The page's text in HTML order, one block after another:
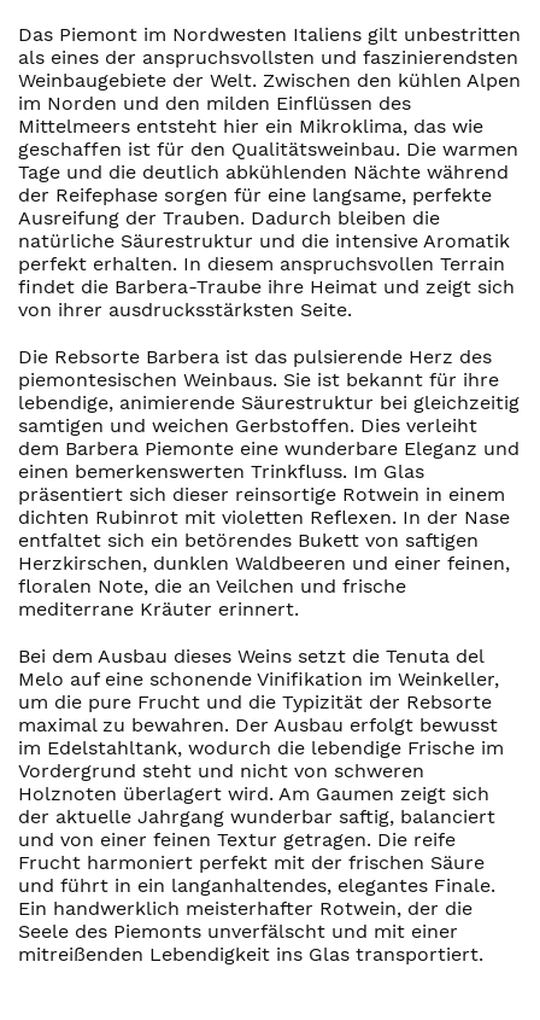
Das Piemont im Nordwesten Italiens gilt unbestritten
als eines der anspruchsvollsten und faszinierendsten
Weinbaugebiete der Welt. Zwischen den kühlen Alpen
im Norden und den milden Einflüssen des
Mittelmeers entsteht hier ein Mikroklima, das wie
geschaffen ist für den Qualitätsweinbau. Die warmen
Tage und die deutlich abkühlenden Nächte während
der Reifephase sorgen für eine langsame, perfekte
Ausreifung der Trauben. Dadurch bleiben die
natürliche Säurestruktur und die intensive Aromatik
perfekt erhalten. In diesem anspruchsvollen Terrain
findet die Barbera-Traube ihre Heimat und zeigt sich
von ihrer ausdrucksstärksten Seite.
Die Rebsorte Barbera ist das pulsierende Herz des
piemontesischen Weinbaus. Sie ist bekannt für ihre
lebendige, animierende Säurestruktur bei gleichzeitig
samtigen und weichen Gerbstoffen. Dies verleiht
dem Barbera Piemonte eine wunderbare Eleganz und
einen bemerkenswerten Trinkfluss. Im Glas
präsentiert sich dieser reinsortige Rotwein in einem
dichten Rubinrot mit violetten Reflexen. In der Nase
entfaltet sich ein betörendes Bukett von saftigen
Herzkirschen, dunklen Waldbeeren und einer feinen,
floralen Note, die an Veilchen und frische
mediterrane Kräuter erinnert.
Bei dem Ausbau dieses Weins setzt die Tenuta del
Melo auf eine schonende Vinifikation im Weinkeller,
um die pure Frucht und die Typizität der Rebsorte
maximal zu bewahren. Der Ausbau erfolgt bewusst
im Edelstahltank, wodurch die lebendige Frische im
Vordergrund steht und nicht von schweren
Holznoten überlagert wird. Am Gaumen zeigt sich
der aktuelle Jahrgang wunderbar saftig, balanciert
und von einer feinen Textur getragen. Die reife
Frucht harmoniert perfekt mit der frischen Säure
und führt in ein langanhaltendes, elegantes Finale.
Ein handwerklich meisterhafter Rotwein, der die
Seele des Piemonts unverfälscht und mit einer
mitreißenden Lebendigkeit ins Glas transportiert.